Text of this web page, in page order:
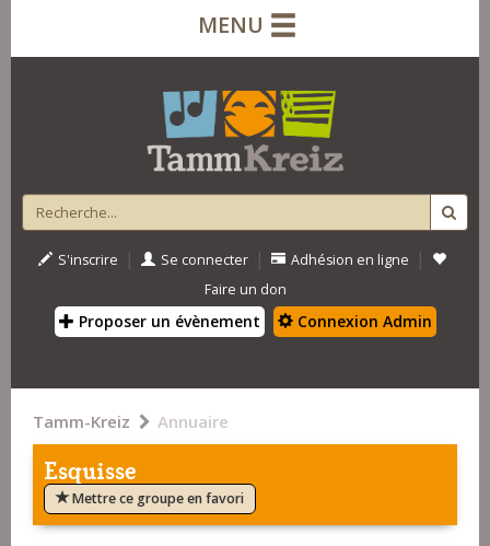
MENU
S'inscrire | Se connecter | Adhésion en ligne |
Faire un don
Proposer un évènement Connexion Admin
Tamm-Kreiz Annuaire
Esquisse
Mettre ce groupe en favori